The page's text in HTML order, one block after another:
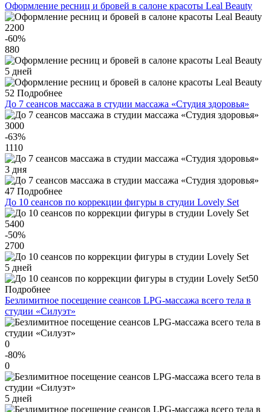
Оформление ресниц и бровей в салоне красоты Leal Вeauty
2200
-60%
880
5 дней
52 Подробнее
До 7 сеансов массажа в студии массажа «Студия здоровья»
3000
-63%
1110
3 дня
47 Подробнее
До 10 сеансов по коррекции фигуры в студии Lovely Set
5400
-50%
2700
5 дней
50
Подробнее
Безлимитное посещение сеансов LPG-массажа всего тела в
студии «Силуэт»
0
-80%
0
5 дней